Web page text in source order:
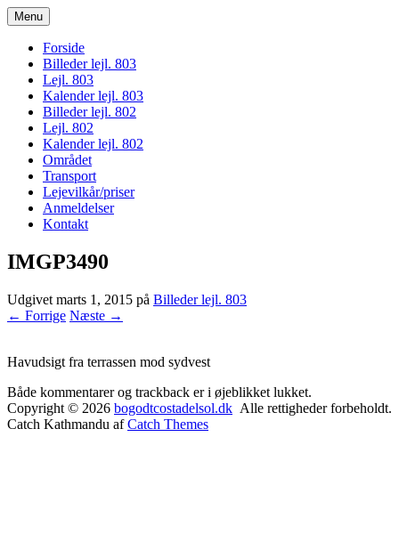
bogodtcostadelsol.dk
Menu
Forside
Billeder lejl. 803
Lejl. 803
Kalender lejl. 803
Billeder lejl. 802
Lejl. 802
Kalender lejl. 802
Området
Transport
Lejevilkår/priser
Anmeldelser
Kontakt
IMGP3490
Udgivet marts 1, 2015 på Billeder lejl. 803
← Forrige Næste →
Havudsigt fra terrassen mod sydvest
Både kommentarer og trackback er i øjeblikket lukket.
Copyright © 2026 bogodtcostadelsol.dk Alle rettigheder forbeholdt.
Catch Kathmandu afCatch Themes